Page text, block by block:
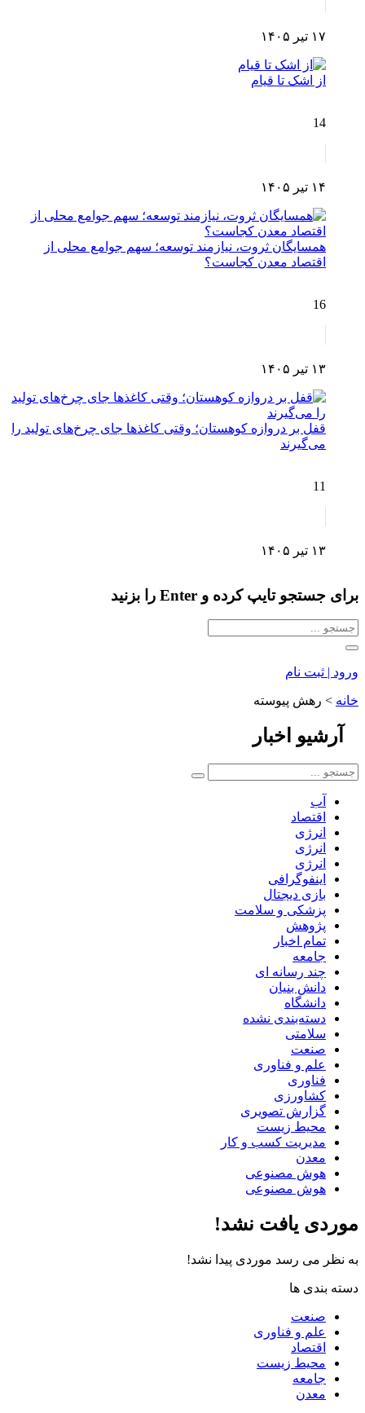
۱۷ تیر ۱۴۰۵
از اشک تا قیام
14
۱۴ تیر ۱۴۰۵
همسایگان ثروت، نیازمند توسعه؛ سهم جوامع محلی از
اقتصاد معدن کجاست؟
16
۱۳ تیر ۱۴۰۵
قفل بر دروازه کوهستان؛ وقتی کاغذها جای چرخ‌های تولید را
می‌گیرند
11
۱۳ تیر ۱۴۰۵
برای جستجو تایپ کرده و Enter را بزنید
ورود | ثبت نام
خانه > رهش پیوسته
آرشیو اخبار
آب
اقتصاد
انرژی
انرژی
انرژی
اینفوگرافی
بازی دیجتال
پزشکی و سلامت
پژوهش
تمام اخبار
جامعه
چند رسانه ای
دانش بنیان
دانشگاه
دسته‌بندی نشده
سلامتی
صنعت
علم و فناوری
فناوری
کشاورزی
گزارش تصویری
محیط زیست
مدیریت کسب و کار
معدن
هوش مصنوعی
هوش مصنوعی
موردی یافت نشد!
به نظر می رسد موردی پیدا نشد!
دسته بندی ها
صنعت
علم و فناوری
اقتصاد
محیط زیست
جامعه
معدن